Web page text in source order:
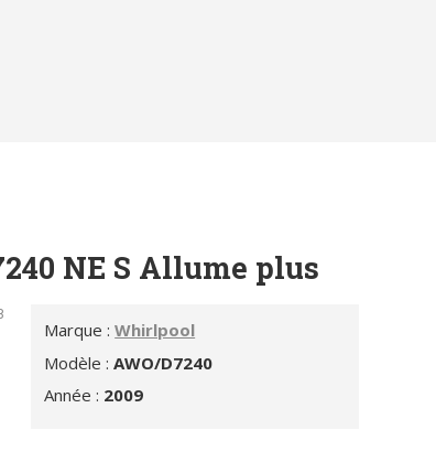
NE S Allume plus
Marque :Whirlpool
Modèle :AWO/D7240
Année : 2009